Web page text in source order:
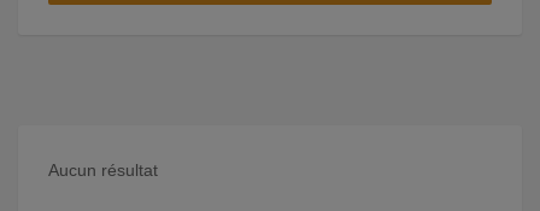
Aucun résultat